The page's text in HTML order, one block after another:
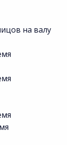
на валу